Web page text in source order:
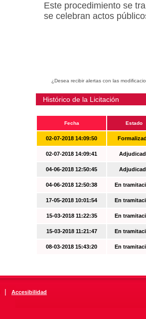
Este procedimiento se
se celebran actos
¿Desea recibir alertas con las
Histórico de la Licitación
Fecha Estado
02-07-2018 14:09:50
02-07-2018 14:09:41
04-06-2018 12:50:45
04-06-2018 12:50:38 En
17-05-2018 10:01:54 En
15-03-2018 11:22:35 En
15-03-2018 11:21:47 En
08-03-2018 15:43:20 En
| Accesibilidad